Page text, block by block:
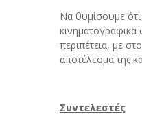
Να θυμίσουμε
κινηματογραφικά
περιπέτεια, με
αποτέλεσμα της
Συντελεστές